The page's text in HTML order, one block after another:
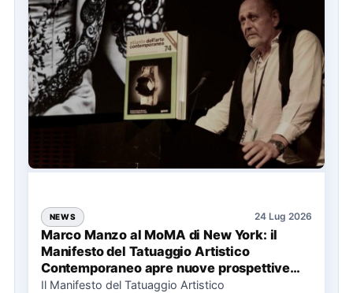
NEWS 24 Lug 2026
Marco Manzo al MoMA di New York: il
Manifesto del Tatuaggio Artistico
Contemporaneo apre nuove prospettive
per il collezionismo
Il Manifesto del Tatuaggio Artistico